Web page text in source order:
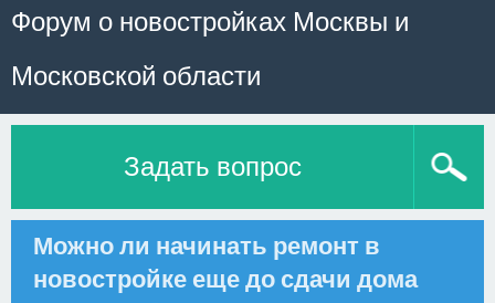
Форум о новостройках Москвы и
Московской области
Задать вопрос
Можно ли начинать ремонт в
новостройке еще до сдачи дома